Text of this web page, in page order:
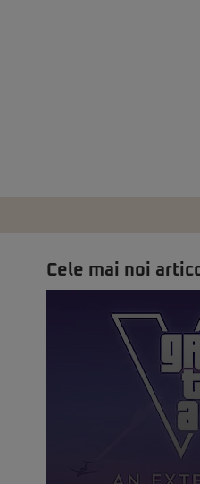
Cele mai noi